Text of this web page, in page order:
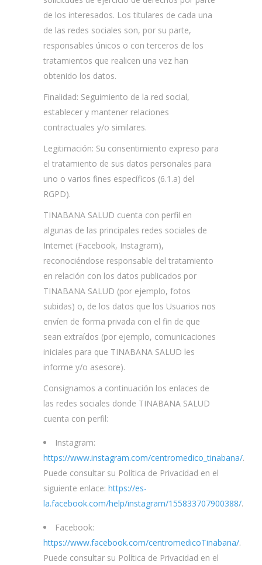
de los interesados. Los titulares de cada una
de las redes sociales son, por su parte,
responsables únicos o con terceros de los
tratamientos que realicen una vez han
obtenido los datos.
Finalidad: Seguimiento de la red social,
establecer y mantener relaciones
contractuales y/o similares.
Legitimación: Su consentimiento expreso para
el tratamiento de sus datos personales para
uno o varios fines específicos (6.1.a) del
RGPD).
TINABANA SALUD cuenta con perfil en
algunas de las principales redes sociales de
Internet (Facebook, Instagram),
reconociéndose responsable del tratamiento
en relación con los datos publicados por
TINABANA SALUD (por ejemplo, fotos
subidas) o, de los datos que los Usuarios nos
envíen de forma privada con el fin de que
sean extraídos (por ejemplo, comunicaciones
iniciales para que TINABANA SALUD les
informe y/o asesore).
Consignamos a continuación los enlaces de
las redes sociales donde TINABANA SALUD
cuenta con perfil:
Instagram:
https://www.instagram.com/centromedico_tinabana/.
Puede consultar su Política de Privacidad en el
siguiente enlace: https://es-
la.facebook.com/help/instagram/155833707900388/.
Facebook:
https://www.facebook.com/centromedicoTinabana/.
Puede consultar su Política de Privacidad en el